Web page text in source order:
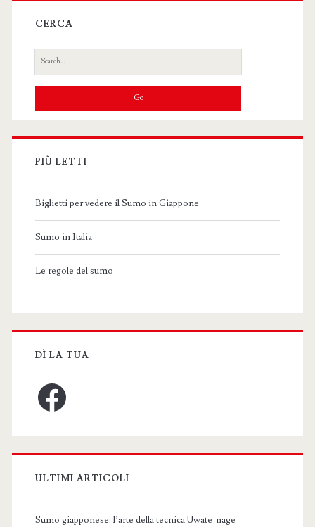
CERCA
Search
for:
PIÙ LETTI
Biglietti per vedere il Sumo in Giappone
Sumo in Italia
Le regole del sumo
DÌ LA TUA
Facebook
ULTIMI ARTICOLI
Sumo giapponese: l’arte della tecnica Uwate-nage